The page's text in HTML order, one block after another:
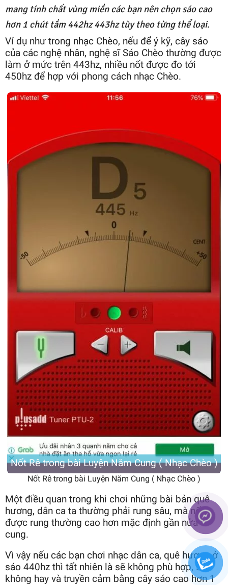
mang tính chất vùng miền các bạn nên chọn sáo cao
hơn 1 chút tầm 442hz 443hz tùy theo từng thể loại.
Ví dụ như trong nhạc Chèo, nếu để ý kỹ, cây sáo
của các nghệ nhân, nghệ sĩ Sáo Chèo thường được
làm ở mức trên 443hz, nhiều nốt được đo tới
450hz để hợp với phong cách nhạc Chèo.
Nốt Rê trong bài Luyện Năm Cung ( Nhạc Chèo )
Nốt Rê trong bài Luyện Năm Cung ( Nhạc Chèo )
Một điều quan trong khi chơi những bài bản quê
hương, dân ca ta thường phải rung sâu, mà nốt
được rung thường cao hơn mặc định gần nửa
cung.
Vì vậy nếu các bạn chơi nhạc dân ca, quê hương ở
sáo 440hz thì tất nhiên là sẽ không phù hợp, sẽ
không hay và truyền cảm bằng cây sáo cao hơn 1